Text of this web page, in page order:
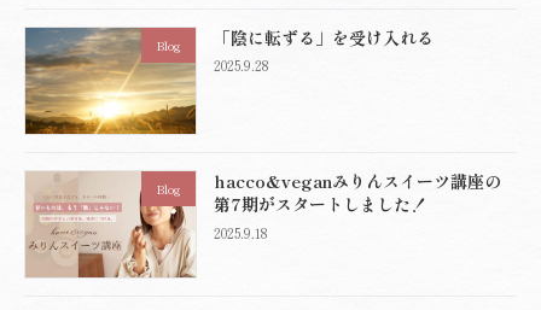
Blog 「陰に転ずる」を受け入れる
2025.9.28
Blog
hacco&veganみりんスイーツ講座の
第7期がスタートしました！
2025.9.18